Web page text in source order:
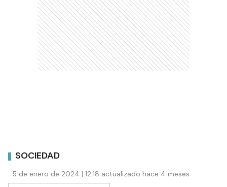
SOCIEDAD
5 de enero de 2024 | 12:18 actualizado hace 4 meses